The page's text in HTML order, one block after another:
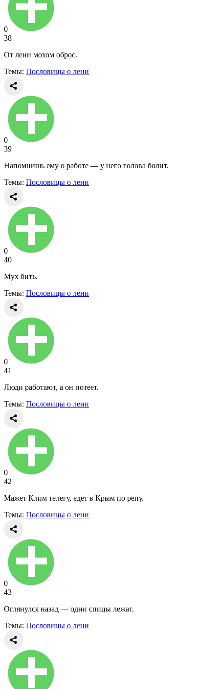
0
38
От лени мохом оброс.
Темы: Пословицы о лени
0
39
Напомнишь ему о работе — у него голова болит.
Темы: Пословицы о лени
0
40
Мух бить.
Темы: Пословицы о лени
0
41
Люди работают, а он потеет.
Темы: Пословицы о лени
0
42
Мажет Клим телегу, едет в Крым по репу.
Темы: Пословицы о лени
0
43
Оглянулся назад — одни спицы лежат.
Темы: Пословицы о лени